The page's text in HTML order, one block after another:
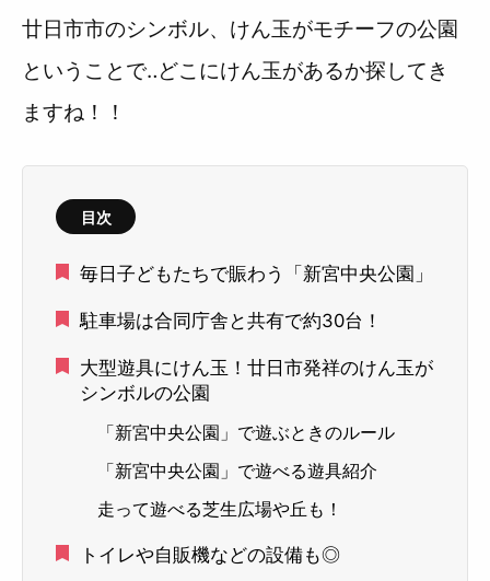
廿日市市のシンボル、けん玉がモチーフの公園
ということで‥どこにけん玉があるか探してき
ますね！！
目次
毎日子どもたちで賑わう「新宮中央公園」
駐車場は合同庁舎と共有で約30台！
大型遊具にけん玉！廿日市発祥のけん玉が
シンボルの公園
「新宮中央公園」で遊ぶときのルール
「新宮中央公園」で遊べる遊具紹介
走って遊べる芝生広場や丘も！
トイレや自販機などの設備も◎